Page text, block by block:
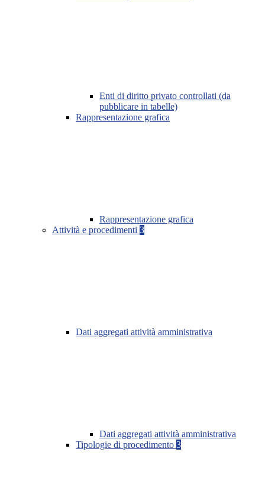
Enti di diritto privato controllati (da
pubblicare in tabelle)
Rappresentazione grafica
Rappresentazione grafica
Attività e procedimenti 3
Dati aggregati attività amministrativa
Dati aggregati attività amministrativa
Tipologie di procedimento 3